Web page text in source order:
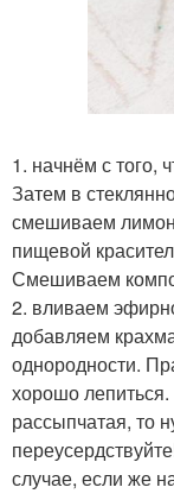
1. начнём с того,
Затем в
смешиваем
пищевой
Смешиваем
2. вливаем
добавляем
однородности.
хорошо
рассыпчатая, то
случае, если же